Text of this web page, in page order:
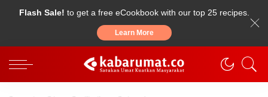
Flash Sale! to get a free eCookbook with our top 25 recipes.
Learn More